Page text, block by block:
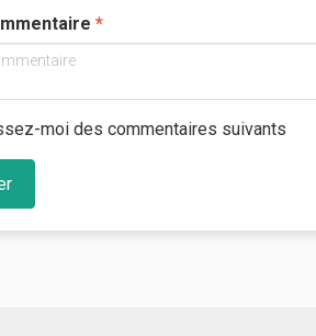
moi des commentaires suivants